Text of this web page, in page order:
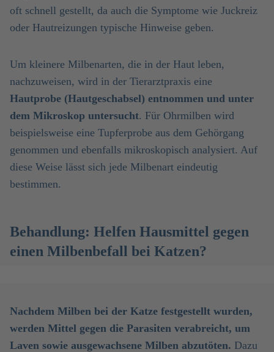
oft schnell gestellt, da auch die Symptome wie Juckreiz
oder Hautreizungen typische Hinweise geben.
Um kleinere Milbenarten, die in der Haut leben,
nachzuweisen, wird in der Tierarztpraxis eine
Hautprobe (Hautgeschabsel) entnommen und unter
dem Mikroskop untersucht. Für Ohrmilben wird
beispielsweise eine Tupferprobe aus dem Gehörgang
genommen und ebenfalls mikroskopisch analysiert. Auf
diese Weise lässt sich jede Milbenart eindeutig
bestimmen.
Behandlung: Helfen Hausmittel gegen
einen Milbenbefall bei Katzen?
Nachdem Milben bei der Katze festgestellt wurden,
werden Mittel gegen die Parasiten verabreicht, um
Laven sowie ausgewachsene Milben abzutöten. Dazu